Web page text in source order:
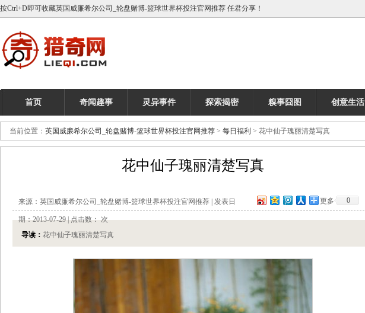
按Ctrl+D即可收藏英国威廉希尔公司_轮盘赌博-篮球世界杯投注官网推荐 任君分享！
首页 奇闻趣事 灵异事件 探索揭密 糗事囧图 创意生活
当前位置： 英国威廉希尔公司_轮盘赌博-篮球世界杯投注官网推荐 > 每日福利 > 花中仙子瑰丽清楚写真
花中仙子瑰丽清楚写真
来源：英国威廉希尔公司_轮盘赌博-篮球世界杯投注官网推荐 | 发表日
期：2013-07-29 | 点击数：次
更多 0
导读： 花中仙子瑰丽清楚写真